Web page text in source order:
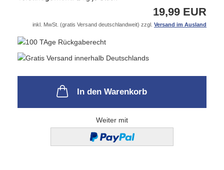
19,99 EUR
inkl. MwSt. (gratis Versand deutschlandweit) zzgl. Versand im Ausland
In den Warenkorb
Weiter mit